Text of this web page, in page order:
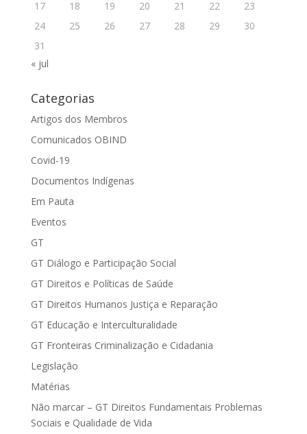
17
18 19 20 21 22
23
24
25 26 27 28 29
30
31
« jul
Categorias
Artigos dos Membros
Comunicados OBIND
Covid-19
Documentos Indígenas
Em Pauta
Eventos
GT
GT Diálogo e Participação Social
GT Direitos e Políticas de Saúde
GT Direitos Humanos Justiça e Reparação
GT Educação e Interculturalidade
GT Fronteiras Criminalização e Cidadania
Legislação
Matérias
Não marcar – GT Direitos Fundamentais Problemas
Sociais e Qualidade de Vida